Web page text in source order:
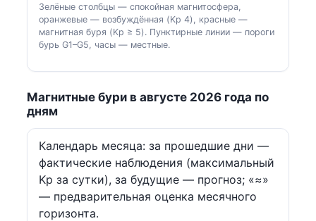
Зелёные столбцы — спокойная магнитосфера,
оранжевые — возбуждённая (Kp 4), красные —
магнитная буря (Kp ≥ 5). Пунктирные линии — пороги
бурь G1–G5, часы — местные.
Магнитные бури в августе 2026 года по
дням
Календарь месяца: за прошедшие дни —
фактические наблюдения (максимальный
Kp за сутки), за будущие — прогноз; «≈»
— предварительная оценка месячного
горизонта.